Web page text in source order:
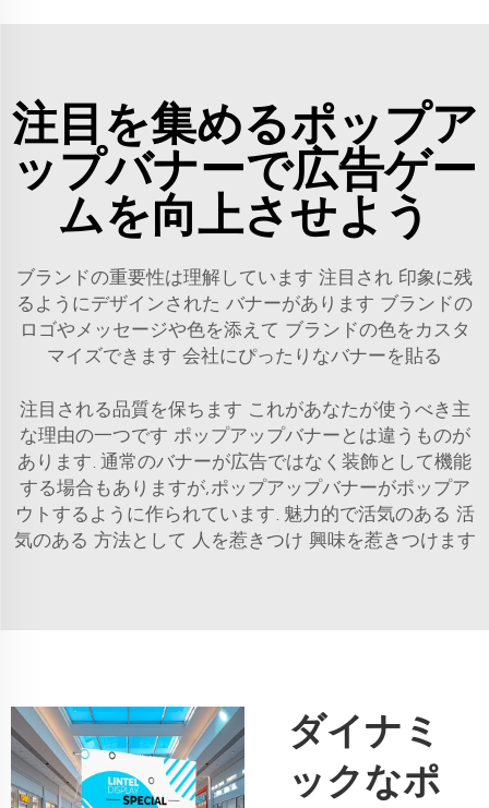
注目を集めるポップア
ップバナーで広告ゲー
ムを向上させよう
ブランドの重要性は理解しています 注目され 印象に残
るようにデザインされた バナーがあります ブランドの
ロゴやメッセージや色を添えて ブランドの色をカスタ
マイズできます 会社にぴったりなバナーを貼る
注目される品質を保ちます これがあなたが使うべき主
な理由の一つです ポップアップバナーとは違うものが
あります. 通常のバナーが広告ではなく装飾として機能
する場合もありますが,ポップアップバナーがポップア
ウトするように作られています. 魅力的で活気のある 活
気のある 方法として 人を惹きつけ 興味を惹きつけます
ダイナミ
ックなポ